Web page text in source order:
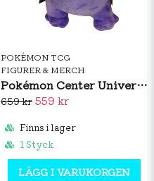
POKÉMON TCG
FIGURER & MERCH
Pokémon Center Universal Studios Japan: DJ Gengar Plush
659 kr 559 kr
Finns i lager
1 Styck
LÄGG I VARUKORGEN